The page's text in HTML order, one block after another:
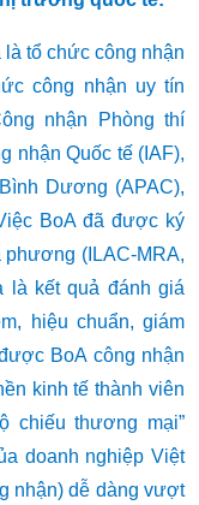
tổ chức công nhận
công nhận uy tín
nhận Phòng thí
nhận Quốc tế (IAF),
Dương (APAC),
BoA đã được ký
(ILAC-MRA,
là kết quả đánh giá
hiệu chuẩn, giám
BoA công nhận
kinh tế thành viên
chiếu thương mại”
doanh nghiệp Việt
nhận) dễ dàng vượt